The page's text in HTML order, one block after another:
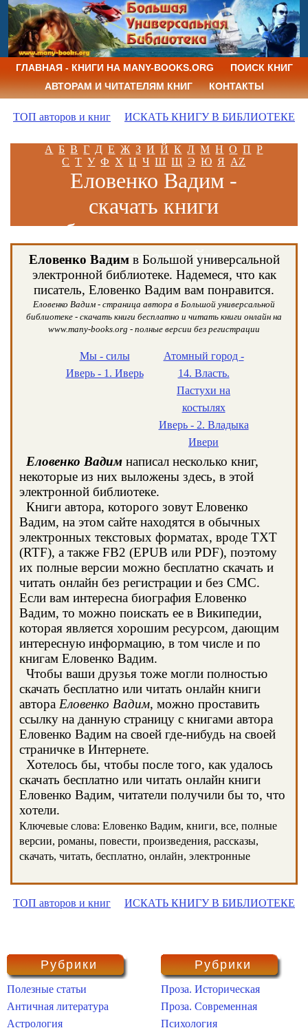
ГЛАВНАЯ - КНИГИ НА MANY-BOOKS.ORG
ПОИСК КНИГ
АВТОРАМ И ЧИТАТЕЛЯМ КНИГ
КОНТАКТЫ
ТОП авторов и книг ИСКАТЬ КНИГУ В БИБЛИОТЕКЕ
А Б В Г Д Е Ж З И Й К Л М Н О П Р
С Т У Ф Х Ц Ч Ш Щ Э Ю Я AZ
Еловенко Вадим -
скачать книги
бесплатно и читать
книги онлайн
Еловенко Вадимв Большой универсальной
электронной библиотеке. Надемеся, что как
писатель, Еловенко Вадим вам понравится.
Еловенко Вадим - страница автора в Большой универсальной
библиотеке - скачать книги бесплатно и читать книги онлайн на
www.many-books.org - полные версии без регистрации
Мы - силы
Иверь - 1. Иверь
Атомный город -
14. Власть.
Пастухи на
костылях
Иверь - 2. Владыка
Ивери
Еловенко Вадим написал несколько книг,
некоторые из них выложены здесь, в этой
электронной библиотеке.
Книги автора, которого зовут Еловенко
Вадим, на этом сайте находятся в обычных
электронных текстовых форматах, вроде TXT
(RTF), а также FB2 (EPUB или PDF), поэтому
их полные версии можно бесплатно скачать и
читать онлайн без регистрации и без СМС.
Если вам интересна биография Еловенко
Вадим, то можно поискать ее в Википедии,
которая является хорошим ресурсом, дающим
интересную информацию, в том числе и по
книгам Еловенко Вадим.
Чтобы ваши друзья тоже могли полностью
скачать бесплатно или читать онлайн книги
автора Еловенко Вадим, можно проставить
ссылку на данную страницу с книгами автора
Еловенко Вадим на своей где-нибудь на своей
страничке в Интернете.
Хотелось бы, чтобы после того, как удалось
скачать бесплатно или читать онлайн книги
Еловенко Вадим, читатели получили бы то, что
хотели.
Ключевые слова: Еловенко Вадим, книги, все, полные
версии, романы, повести, произведения, рассказы,
скачать, читать, бесплатно, онлайн, электронные
ТОП авторов и книг ИСКАТЬ КНИГУ В БИБЛИОТЕКЕ
Рубрики
Полезные статьи
Античная литература
Астрология
Рубрики
Проза. Историческая
Проза. Современная
Психология